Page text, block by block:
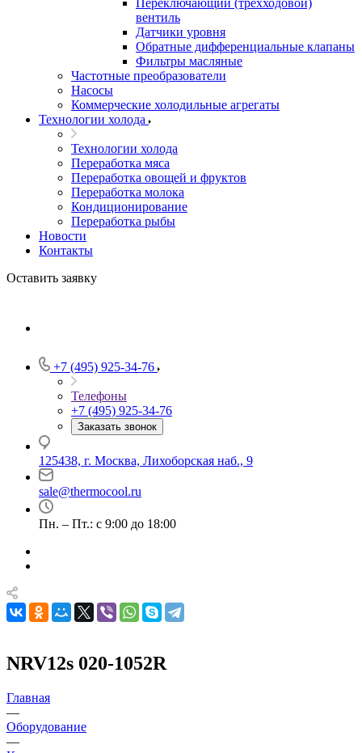
Переключающий (трехходовой)
вентиль
Датчики уровня
Обратные дифференциальные клапаны
Фильтры масляные
Частотные преобразователи
Насосы
Коммерческие холодильные агрегаты
Технологии холода
Технологии холода
Переработка мяса
Переработка овощей и фруктов
Переработка молока
Кондиционирование
Переработка рыбы
Новости
Контакты
Оставить заявку
+7 (495) 925-34-76
Телефоны
+7 (495) 925-34-76
Заказать звонок
125438, г. Москва, Лихоборская наб., 9
sale@thermocool.ru
Пн. – Пт.: с 9:00 до 18:00
NRV12s 020-1052R
Главная
—
Оборудование
—